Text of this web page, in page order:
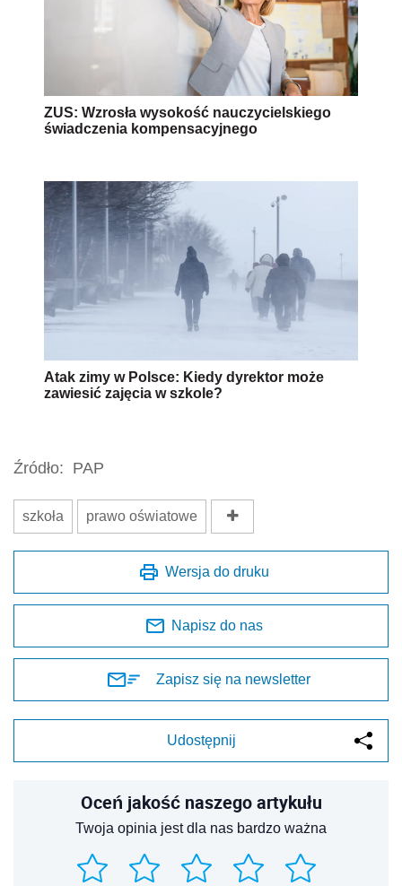
ZUS: Wzrosła wysokość nauczycielskiego
świadczenia kompensacyjnego
Atak zimy w Polsce: Kiedy dyrektor może
zawiesić zajęcia w szkole?
Źródło: PAP
szkoła prawo oświatowe
Wersja do druku
Napisz do nas
Zapisz się na newsletter
Udostępnij
Oceń jakość naszego artykułu
Twoja opinia jest dla nas bardzo ważna